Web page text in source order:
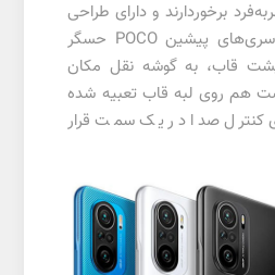
برخوردارند و دارای طراحی
خاصی است. برخلاف سری‌های پیشین POCO حسگر
قاب، به گوشه نقل مکان
هم روی لبه قاب تعبیه شده
کنترل صدا در یک سمت قرار